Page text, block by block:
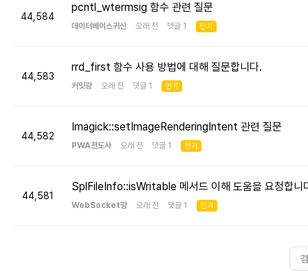
44,584
pcntl_wtermsig 함수 관련 질문
데이터베이스귀신 오래 전 댓글 1 인기
44,583
rrd_first 함수 사용 방법에 대해 질문합니다.
커밋광 오래 전 댓글 1 인기
44,582
Imagick::setImageRenderingIntent 관련 질문
PWA전도사 오래 전 댓글 1 인기
44,581
SplFileInfo::isWritable 메서드 이해 도움을 요청합니
WebSocket광 오래 전 댓글 1 인기